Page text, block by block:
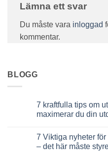
Lämna ett svar
Du måste vara inloggad
kommentar.
BLOGG
7 kraftfulla tips om
maximerar du din
till
kraftfulla
7 Viktiga nyheter
– det här måste